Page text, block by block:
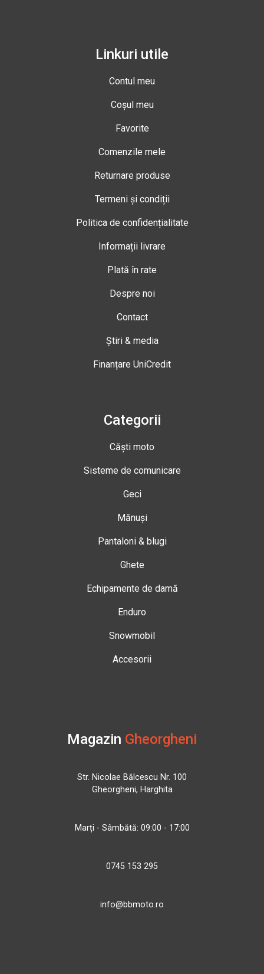
Linkuri utile
Contul meu
Coșul meu
Favorite
Comenzile mele
Returnare produse
Termeni și condiții
Politica de confidențialitate
Informații livrare
Plată în rate
Despre noi
Contact
Știri & media
Finanțare UniCredit
Categorii
Căști moto
Sisteme de comunicare
Geci
Mănuși
Pantaloni & blugi
Ghete
Echipamente de damă
Enduro
Snowmobil
Accesorii
Magazin Gheorgheni
Str. Nicolae Bălcescu Nr. 100
Gheorgheni, Harghita
Marți - Sâmbătă: 09:00 - 17:00
0745 153 295
info@bbmoto.ro